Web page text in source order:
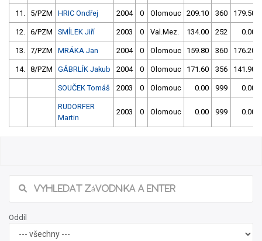
11. 5/PZM HRIC Ondřej 2004 0 Olomouc 209.10 360 179.50
12. 6/PZM SMÍLEK Jiří 2003 0 Val.Mez. 134.00 252 0.00
13. 7/PZM MRÁKA Jan 2004 0 Olomouc 159.80 360 176.20
14. 8/PZM GÁBRLÍK Jakub 2004 0 Olomouc 171.60 356 141.90
SOUČEK Tomáš 2003 0 Olomouc 0.00 999 0.00
RUDORFER
Martin
2003 0 Olomouc 0.00 999 0.00
Oddíl